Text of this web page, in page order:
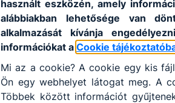
használt eszközén, amely
alábbiakban lehetősége van
alkalmazását kívánja
információkat a Cookie
Mi az a cookie? A cookie egy kis
Ön egy webhelyet látogat meg. A
Többek között információt